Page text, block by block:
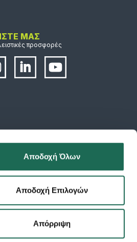
Αποδοχή Όλων
Αποδοχή Επιλογών
Απόρριψη
ΜΑΣ
προσφορές